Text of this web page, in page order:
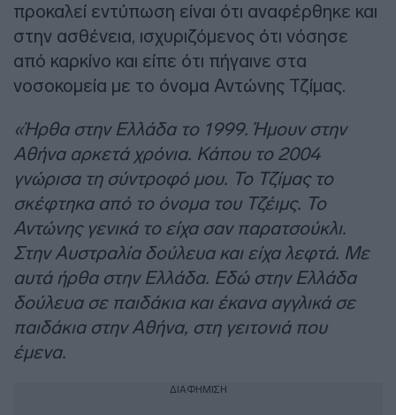
προκαλεί εντύπωση είναι ότι αναφέρθηκε και
στην ασθένεια, ισχυριζόμενος ότι νόσησε
από καρκίνο και είπε ότι πήγαινε στα
νοσοκομεία με το όνομα Αντώνης Τζίμας.
«Ήρθα στην Ελλάδα το 1999. Ήμουν στην
Αθήνα αρκετά χρόνια. Κάπου το 2004
γνώρισα τη σύντροφό μου. Το Τζίμας το
σκέφτηκα από το όνομα του Τζέιμς. Το
Αντώνης γενικά το είχα σαν παρατσούκλι.
Στην Αυστραλία δούλευα και είχα λεφτά. Με
αυτά ήρθα στην Ελλάδα. Εδώ στην Ελλάδα
δούλευα σε παιδάκια και έκανα αγγλικά σε
παιδάκια στην Αθήνα, στη γειτονιά που
έμενα.
ΔΙΑΦΗΜΙΣΗ